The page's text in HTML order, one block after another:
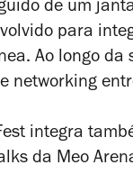
de um
para
Ao longo
networking
integra
da Meo